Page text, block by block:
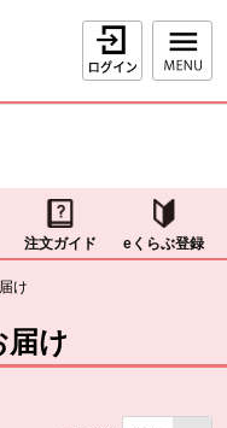
ログイン
注文ガイド eくらぶ登録
け
け